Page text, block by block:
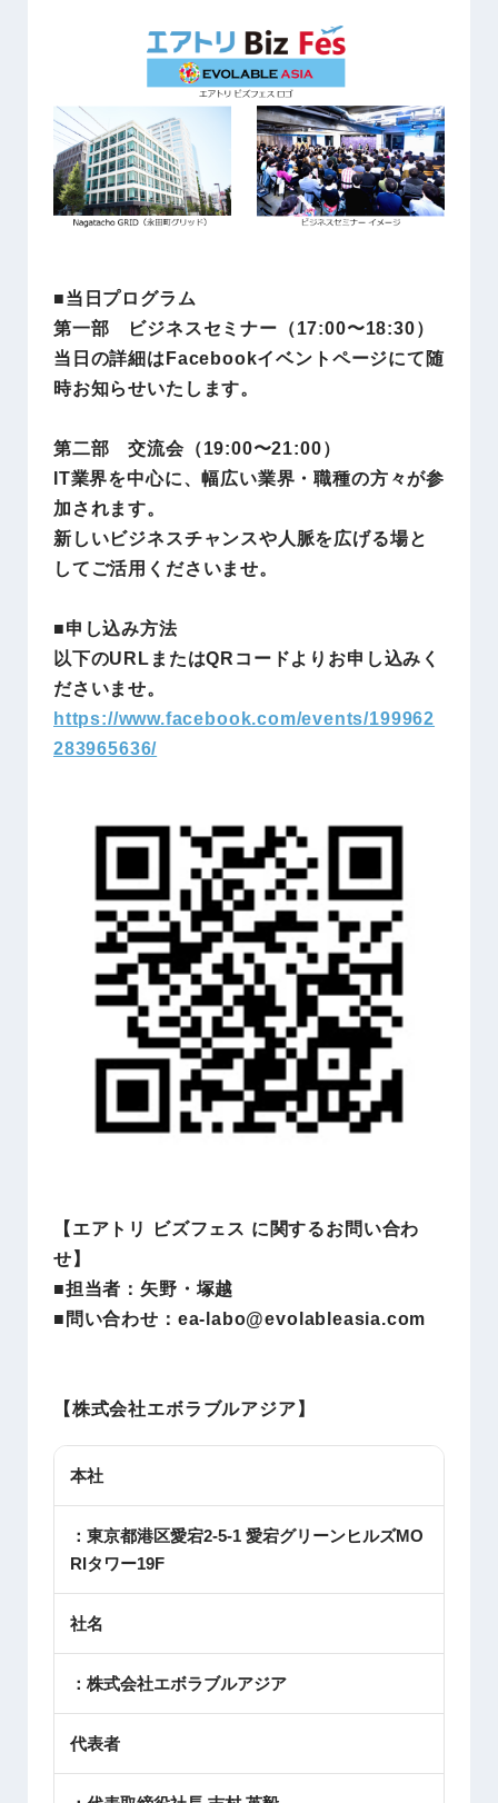
■当日プログラム
第一部 ビジネスセミナー（17:00〜18:30）
当日の詳細はFacebookイベントページにて随
時お知らせいたします。
第二部 交流会（19:00〜21:00）
IT業界を中心に、幅広い業界・職種の方々が参
加されます。
新しいビジネスチャンスや人脈を広げる場と
してご活用くださいませ。
■申し込み方法
以下のURLまたはQRコードよりお申し込みく
ださいませ。
https://www.facebook.com/events/199962
283965636/
【エアトリ ビズフェス に関するお問い合わ
せ】
■担当者：矢野・塚越
■問い合わせ：ea-labo@evolableasia.com
【株式会社エボラブルアジア】
本社
：東京都港区愛宕2-5-1 愛宕グリーンヒルズMO
RIタワー19F
社名
：株式会社エボラブルアジア
代表者